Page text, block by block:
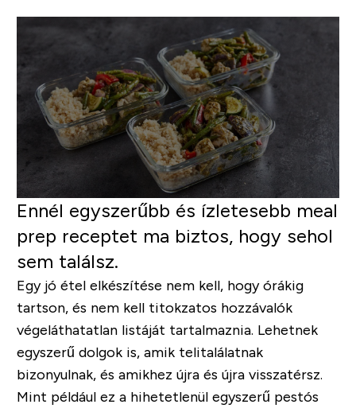
Ennél egyszerűbb és ízletesebb meal
prep receptet ma biztos, hogy sehol
sem találsz.
Egy jó étel elkészítése nem kell, hogy órákig
tartson, és nem kell titokzatos hozzávalók
végeláthatatlan listáját tartalmaznia. Lehetnek
egyszerű dolgok is, amik telitalálatnak
bizonyulnak, és amikhez újra és újra visszatérsz.
Mint például ez a hihetetlenül egyszerű pestós